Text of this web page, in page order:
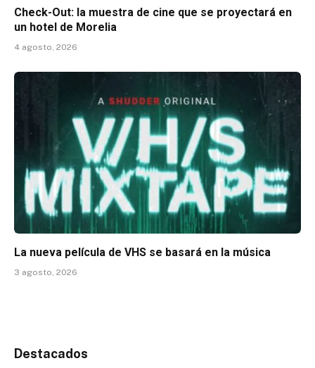
Check-Out: la muestra de cine que se proyectará en
un hotel de Morelia
4 agosto, 2026
La nueva película de VHS se basará en la música
3 agosto, 2026
Destacados